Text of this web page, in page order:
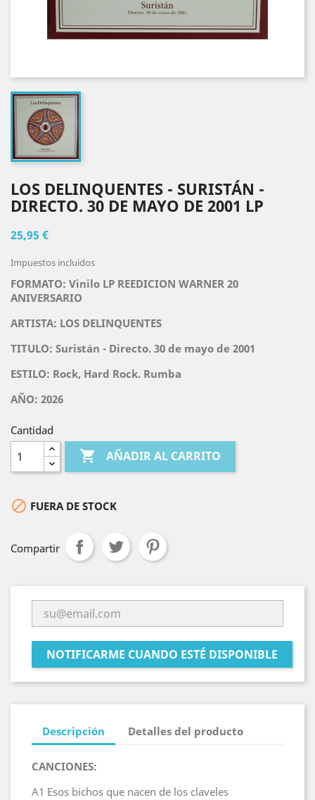
LOS DELINQUENTES - SURISTÁN -
DIRECTO. 30 DE MAYO DE 2001 LP
25,95 €
Impuestos incluidos
FORMATO: Vinilo LP REEDICION WARNER 20
ANIVERSARIO
ARTISTA: LOS DELINQUENTES
TITULO: Suristán - Directo. 30 de mayo de 2001
ESTILO: Rock, Hard Rock. Rumba
AÑO: 2026
Cantidad
 AÑADIR AL CARRITO
 FUERA DE STOCK
Compartir
NOTIFICARME CUANDO ESTÉ DISPONIBLE
Descripción Detalles del producto
CANCIONES:
A1 Esos bichos que nacen de los claveles